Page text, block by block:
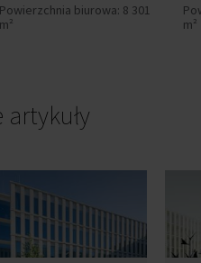
Powierzchnia biurowa: 8 301
m²
m²